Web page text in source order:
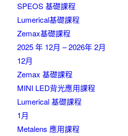
SPEOS 基礎課程
Lumerical基礎課程
Zemax基礎課程
2025 年 12月 – 2026年 2月
12月
Zemax 基礎課程
MINI LED背光應用課程
Lumerical 基礎課程
1月
Metalens 應用課程